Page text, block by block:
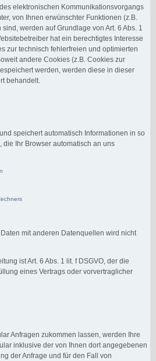
elektronischen Kommunikationsvorgangs
von Ihnen erwünschter Funktionen (z.B.
werden auf Grundlage von Art. 6 Abs. 1
hat ein berechtigtes Interesse
zur technisch fehlerfreien und optimierten
andere Cookies (z.B. Cookies zur
werden, werden diese in dieser
behandelt.
speichert automatisch Informationen in so
Ihr Browser automatisch an uns
mit anderen Datenquellen wird nicht
ist Art. 6 Abs. 1 lit. f DSGVO, der die
eines Vertrags oder vorvertraglicher
Anfragen zukommen lassen, werden Ihre
inklusive der von Ihnen dort angegebenen
der Anfrage und für den Fall von